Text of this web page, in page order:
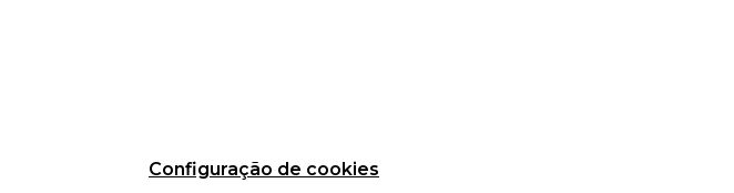
Configuração de cookies